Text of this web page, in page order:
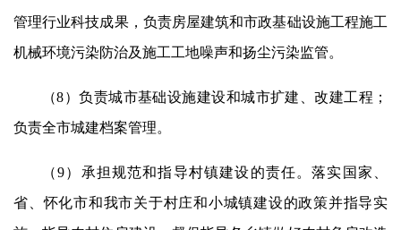
管理行业科技成果，负责房屋建筑和市政基础设施工程施工
机械环境污染防治及施工工地噪声和扬尘污染监管。
（8）负责城市基础设施建设和城市扩建、改建工程；
负责全市城建档案管理。
（9）承担规范和指导村镇建设的责任。落实国家、
省、怀化市和我市关于村庄和小城镇建设的政策并指导实